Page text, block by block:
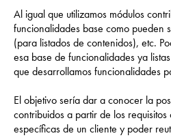
Al igual que utilizamos módulos
funcionalidades base como pueden
(para listados de contenidos), etc.
esa base de funcionalidades ya
que desarrollamos funcionalidades
El objetivo sería dar a conocer la
contribuidos a partir de los
específicas de un cliente y poder